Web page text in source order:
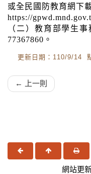
或全民國防教育網下
https://
（二）教育部學生
77367860。
更新日期：110/9/14
← 上一則
上一頁 回頂端 友
網站更